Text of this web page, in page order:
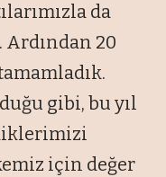
da
Ardından 20
gibi, bu yıl
için değer